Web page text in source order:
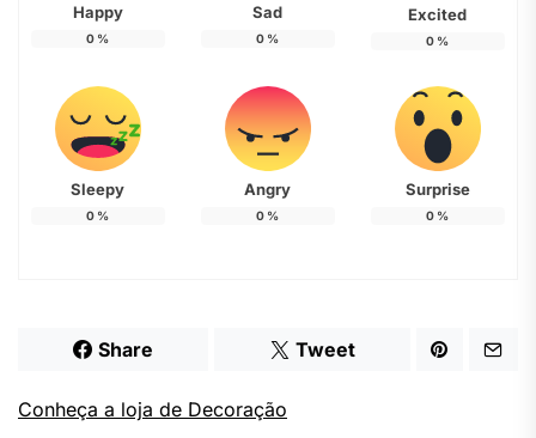
Happy
0 %
Sad
0 %
Excited
0 %
Sleepy
0 %
Angry
0 %
Surprise
0 %
Share Tweet
Conheça a loja de Decoração